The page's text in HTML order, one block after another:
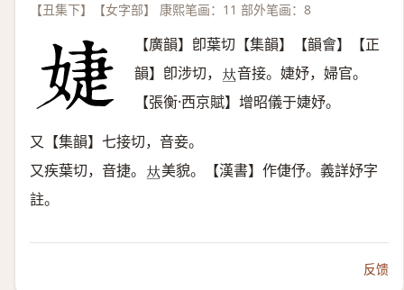
【丑集下】【女字部】 康熙笔画：11 部外笔画：8
【廣韻】卽葉切【集韻】【韻會】【正
韻】卽涉切， 𠀤音接。婕妤，婦官。
【張衡·西京賦】增昭儀于婕妤。
又【集韻】七接切，音妾。
又疾葉切，音捷。 𠀤美貌。【漢書】作倢伃。義詳妤字
註。
反馈